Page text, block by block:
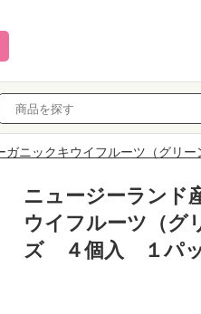
ガニックキウイフルーツ（グ
ニュージーラン
ウイフルーツ（
ズ ４個入 １パ